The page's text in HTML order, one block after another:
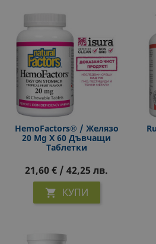
HemoFactors® / Желязо
20 Mg Х 60 Дъвчащи
Таблетки
21,60 € / 42,25 лв.
 КУПИ